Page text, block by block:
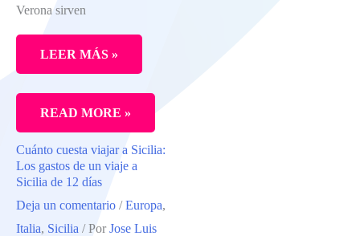
Verona sirven
LEER MÁS »
LOS
MEJORES
DESTINOS
DE
ITALIA
PARA
READ MORE »
Cuánto cuesta viajar a Sicilia:
Los gastos de un viaje a
Sicilia de 12 días
Deja un comentario /Europa,
Italia, Sicilia / Por Jose Luis